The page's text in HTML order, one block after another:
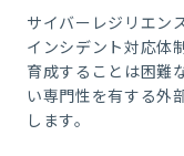
サイバーレジリエン
インシデント対応体
育成することは困難
い専門性を有する外
します。